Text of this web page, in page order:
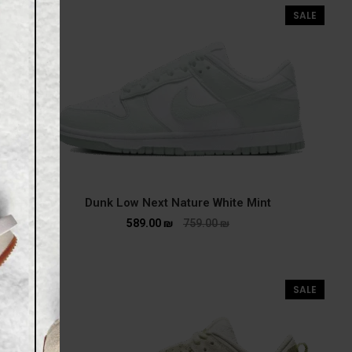
SALE
Dunk Low Next Nature White Mint
759.00₪
589.00 ₪
SALE